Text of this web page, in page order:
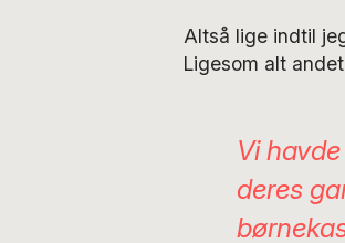
Altså lige indtil
Ligesom alt
Vi
deres